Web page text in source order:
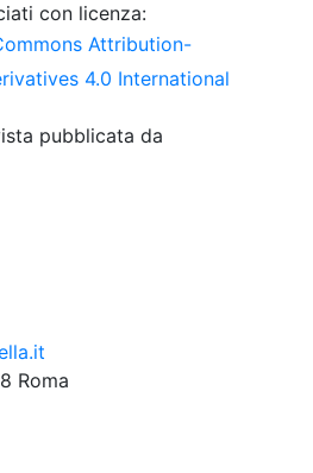
con licenza:
Attribution-
4.0 International
pubblicata da
Roma